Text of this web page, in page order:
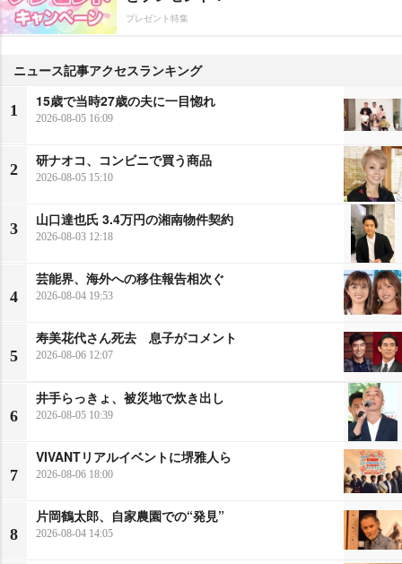
プレゼント特集
ニュース記事アクセスランキング
1
15歳で当時27歳の夫に一目惚れ
2026-08-05 16:09
2
研ナオコ、コンビニで買う商品
2026-08-05 15:10
3
山口達也氏 3.4万円の湘南物件契約
2026-08-03 12:18
4
芸能界、海外への移住報告相次ぐ
2026-08-04 19:53
5
寿美花代さん死去 息子がコメント
2026-08-06 12:07
6
井手らっきょ、被災地で炊き出し
2026-08-05 10:39
7
VIVANTリアルイベントに堺雅人ら
2026-08-06 18:00
8
片岡鶴太郎、自家農園での“発見”
2026-08-04 14:05